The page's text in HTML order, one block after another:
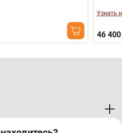
Узнать наличие
46 400 ₽